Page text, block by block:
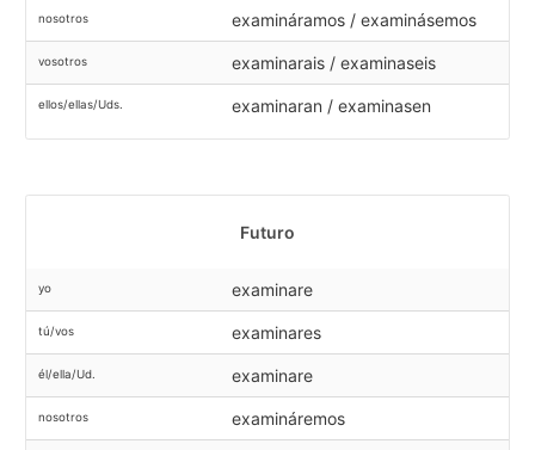
nosotros examináramos / examinásemos
vosotros examinarais / examinaseis
ellos/ellas/Uds. examinaran / examinasen
Futuro
yo examinare
tú/vos examinares
él/ella/Ud. examinare
nosotros examináremos